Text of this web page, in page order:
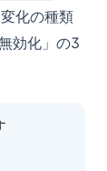
化の種類
効化」の3